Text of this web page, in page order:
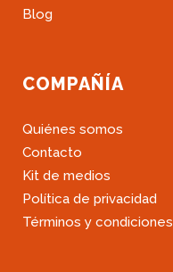
Blog
COMPAÑÍA
Quiénes somos
Contacto
Kit de medios
Política de privacidad
Términos y condiciones